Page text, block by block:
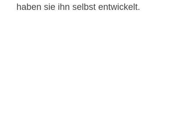
haben sie ihn selbst entwickelt.